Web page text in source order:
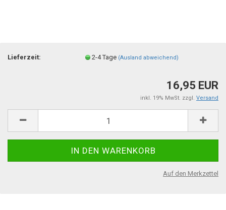
Lieferzeit: 2-4 Tage (Ausland abweichend)
16,95 EUR
inkl. 19% MwSt. zzgl. Versand
Auf den Merkzettel